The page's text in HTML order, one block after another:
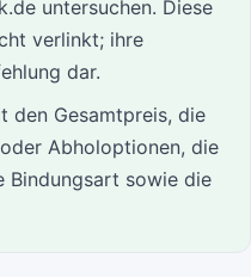
untersuchen. Diese
verlinkt; ihre
dar.
den Gesamtpreis, die
Abholoptionen, die
Bindungsart sowie die